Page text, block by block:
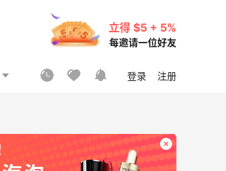
立得 $5 + 5%
每邀请一位好友
登录 注册